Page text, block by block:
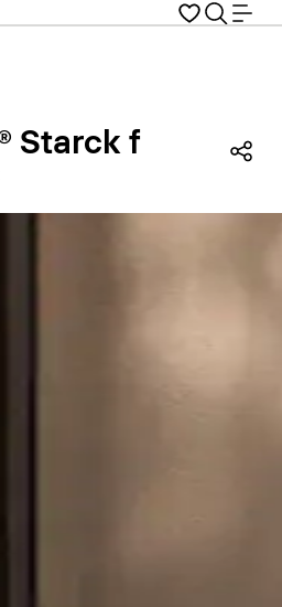
Starck f